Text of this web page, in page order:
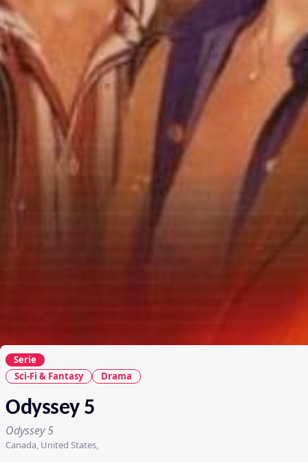
Serie
Sci-Fi & Fantasy
Drama
Odyssey 5
Odyssey 5
Canada, United States,